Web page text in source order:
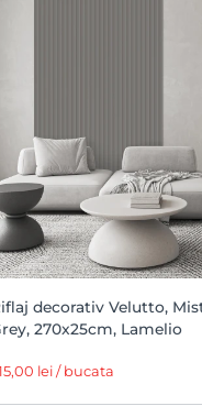
decorativ Velutto,
270x25cm, Lamelio
lei / bucata